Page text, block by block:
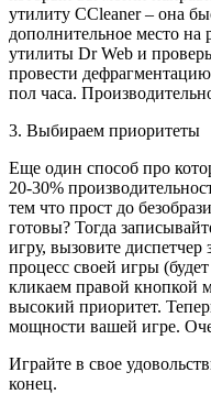
утилиту СCleaner – она
дополнительное место на
утилиты Dr Web и
провести
пол часа.
3. Выбираем приоритеты
Еще один способ про
20-30%
тем что прост до
готовы? Тогда
игру, вызовите
процесс своей игры
кликаем правой кнопкой
высокий приоритет.
мощности вашей игре.
Играйте в свое
конец.